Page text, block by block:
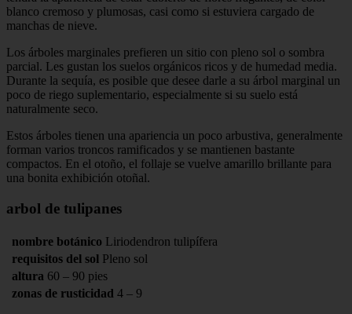
blanco cremoso y plumosas, casi como si estuviera cargado de
manchas de nieve.
Los árboles marginales prefieren un sitio con pleno sol o sombra
parcial. Les gustan los suelos orgánicos ricos y de humedad media.
Durante la sequía, es posible que desee darle a su árbol marginal un
poco de riego suplementario, especialmente si su suelo está
naturalmente seco.
Estos árboles tienen una apariencia un poco arbustiva, generalmente
forman varios troncos ramificados y se mantienen bastante
compactos. En el otoño, el follaje se vuelve amarillo brillante para
una bonita exhibición otoñal.
arbol de tulipanes
nombre botánico Liriodendron tulipífera
requisitos del sol Pleno sol
altura 60 – 90 pies
zonas de rusticidad 4 – 9